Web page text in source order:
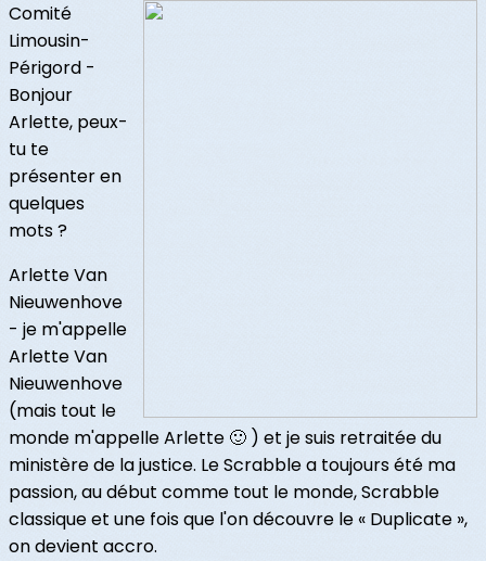
Comité
Limousin-
Périgord -
Bonjour
Arlette, peux-
tu te
présenter en
quelques
mots ?
Arlette Van
Nieuwenhove
- je m'appelle
Arlette Van
Nieuwenhove
(mais tout le
monde m'appelle Arlette 🙂 ) et je suis retraitée du
ministère de la justice. Le Scrabble a toujours été ma
passion, au début comme tout le monde, Scrabble
classique et une fois que l'on découvre le « Duplicate »,
on devient accro.